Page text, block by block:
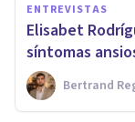
ENTREVISTAS
Elisabet
síntomas
Bertrand